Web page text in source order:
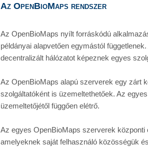
Az OpenBioMaps rendszer
Az OpenBioMaps nyílt forráskódú
példányai alapvetően egymástól
decentralizált hálózatot képeznek egyes
Az OpenBioMaps alapú szerverek egy zárt
szolgáltatóként is üzemeltethetőek. Az
üzemeltetőjétől függően elétrő.
Az egyes OpenBioMaps szerverek központi
amelyeknek saját felhasználó közösségük